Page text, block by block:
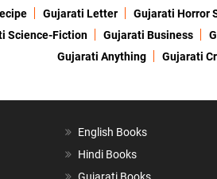
Gujarati Letter Gujarati Horror
Science-Fiction Gujarati Business
Gujarati Anything
Gujarati
English Books
Hindi Books